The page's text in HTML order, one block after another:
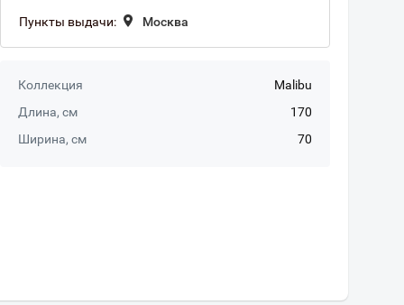
Пункты выдачи: Москва
Коллекция
Malibu
Длина, см
170
Ширина, см
70